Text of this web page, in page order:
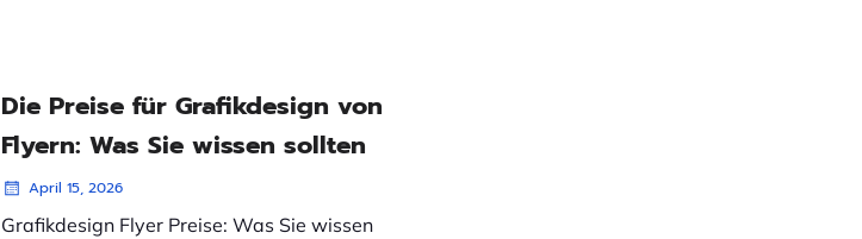
Die Preise für Grafikdesign von
Flyern: Was Sie wissen sollten
April 15, 2026
Grafikdesign Flyer Preise: Was Sie wissen